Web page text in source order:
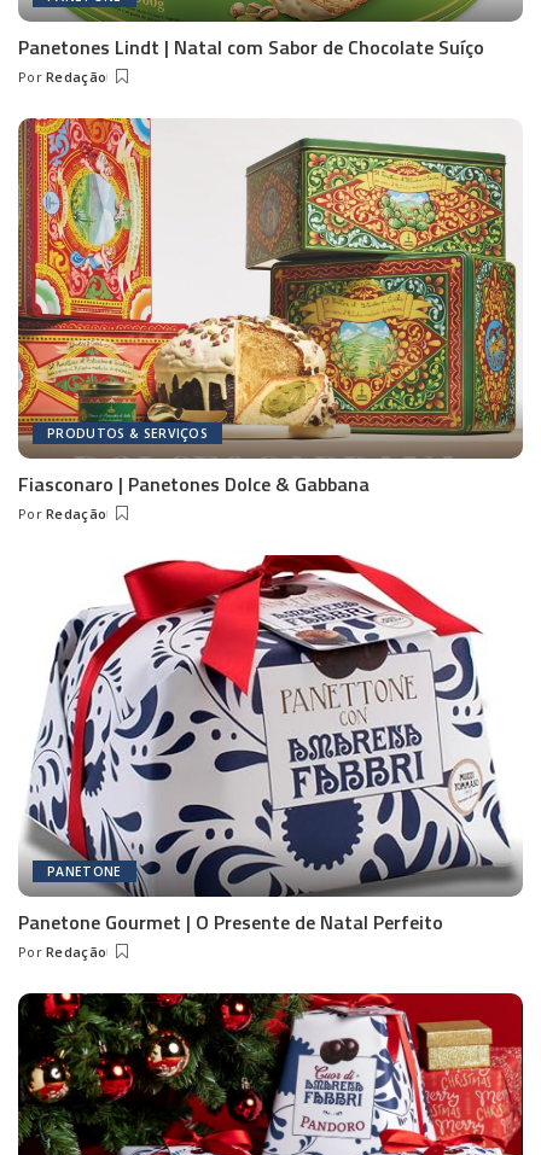
Panetones Lindt | Natal com Sabor de Chocolate Suíço
Posted
Por Redação
PRODUTOS & SERVIÇOS
Fiasconaro | Panetones Dolce & Gabbana
Posted
Por Redação
PANETONE
Panetone Gourmet | O Presente de Natal Perfeito
Posted
Por Redação